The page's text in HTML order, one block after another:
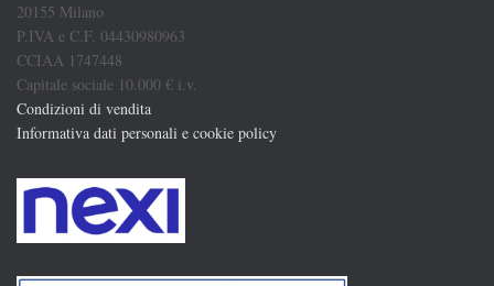
20155 Milano
P.IVA e C.F. 04430980963
CCIAA 1747448
Capitale sociale 10.000 € i.v.
Condizioni di vendita
Informativa dati personali e cookie policy